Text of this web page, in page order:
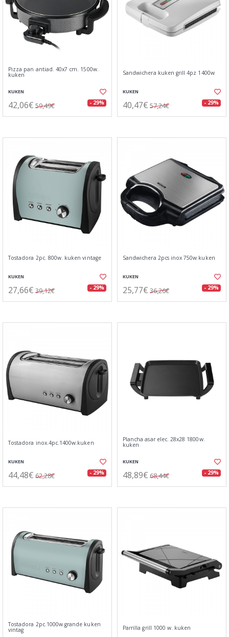
Pizza pan antiad. 40x7 cm. 1500w.
kuken
KUKEN
42,06€ 59,49€ - 29%
Sandwichera kuken grill 4pz 1400w
KUKEN
40,47€ 57,24€ - 29%
Tostadora 2pc. 800w. kuken vintage
KUKEN
27,66€ 39,12€ - 29%
Sandwichera 2pcs inox 750w kuken
KUKEN
25,77€ 36,26€ - 29%
Tostadora inox.4pc.1400w.kuken
KUKEN
44,48€ 62,28€ - 29%
Plancha asar elec. 28x28 1800w.
kuken
KUKEN
48,89€ 68,44€ - 29%
Tostadora 2pc.1000w.grande kuken
vintag Parrilla grill 1000 w. kuken